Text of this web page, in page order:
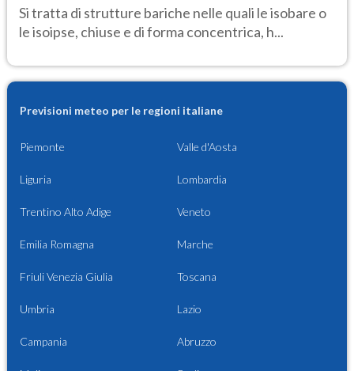
Si tratta di strutture bariche nelle quali le isobare o
le isoipse, chiuse e di forma concentrica, h...
Previsioni meteo per le regioni italiane
Piemonte Valle d'Aosta
Liguria Lombardia
Trentino Alto Adige Veneto
Emilia Romagna Marche
Friuli Venezia Giulia Toscana
Umbria Lazio
Campania Abruzzo